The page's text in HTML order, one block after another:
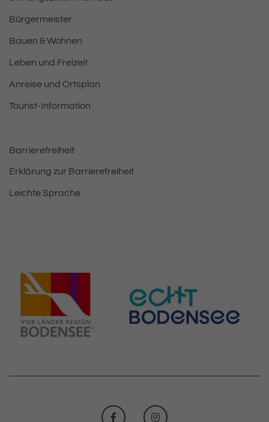
Bürgermeister
Bauen & Wohnen
Leben und Freizeit
Anreise und Ortsplan
Tourist-Information
Barrierefreiheit
Erklärung zur Barrierefreiheit
Leichte Sprache